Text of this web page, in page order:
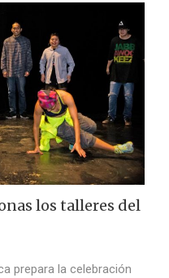
los talleres del
prepara la celebración